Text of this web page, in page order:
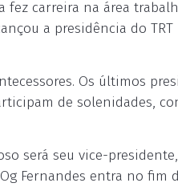
fez carreira na área
a presidência do TRT
Os últimos
de solenidades,
será seu vice-
Fernandes entra no fim